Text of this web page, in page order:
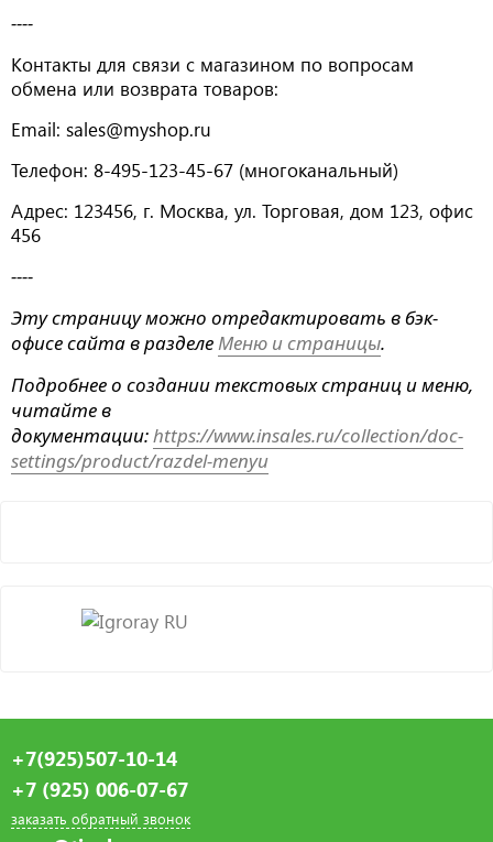
----
Контакты для связи с магазином по вопросам
обмена или возврата товаров:
Email: sales@myshop.ru
Телефон: 8-495-123-45-67 (многоканальный)
Адрес: 123456, г. Москва, ул. Торговая, дом 123, офис
456
----
Эту страницу можно отредактировать в бэк-
офисе сайта в разделеМеню и страницы.
Подробнее о создании текстовых страниц и меню,
читайте в
документации:https://www.insales.ru/collection/doc-
settings/product/razdel-menyu
+7(925)507-10-14
+7 (925) 006-07-67
заказать обратный звонок